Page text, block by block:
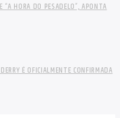
“A HORA DO PESADELO”, APONTA
É OFICIALMENTE CONFIRMADA